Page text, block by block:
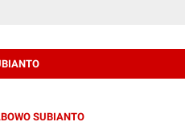
SUBIANTO